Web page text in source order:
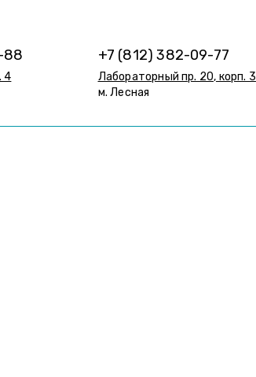
88
4
+7 (812) 382-09-77
Лабораторный пр. 20, корп. 3
м. Лесная